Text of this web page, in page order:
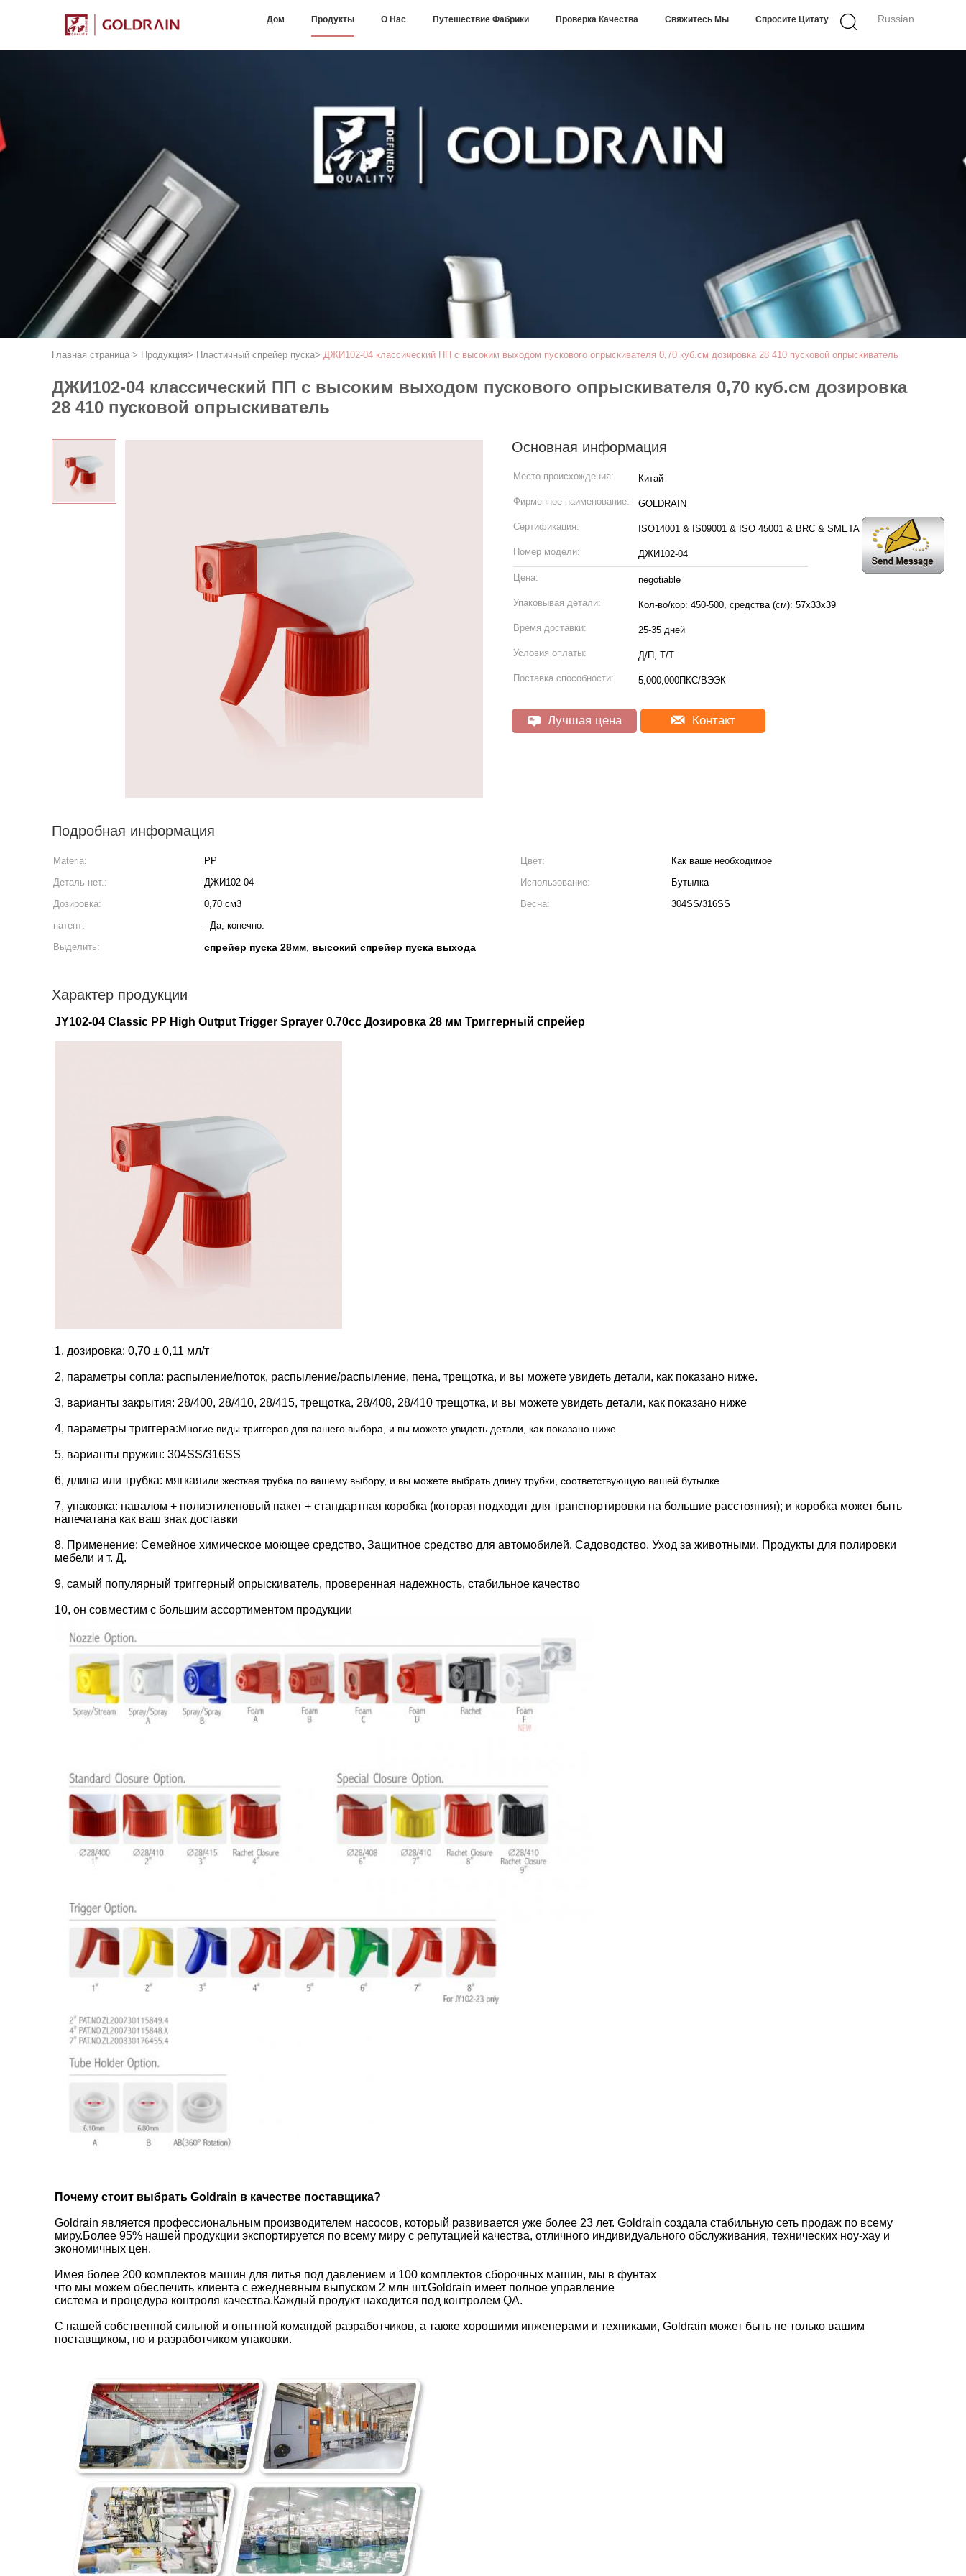
Russian
Дом Продукты О Нас Путешествие Фабрики Проверка Качества Свяжитесь Мы Спросите Цитату
Главная страница > Продукция> Пластичный спрейер пуска> ДЖИ102-04 классический ПП с высоким выходом пускового опрыскивателя 0,70 куб.см дозировка 28 410 пусковой опрыскиватель
ДЖИ102-04 классический ПП с высоким выходом пускового опрыскивателя 0,70 куб.см дозировка
28 410 пусковой опрыскиватель
Основная информация
Место происхождения: Китай
Фирменное наименование: GOLDRAIN
Сертификация: ISO14001 & IS09001 & ISO 45001 & BRC & SMETA 6.1
Номер модели: ДЖИ102-04
Цена: negotiable
Упаковывая детали: Кол-во/кор: 450-500, средства (см): 57x33x39
Время доставки: 25-35 дней
Условия оплаты: Д/П, Т/Т
Поставка способности: 5,000,000ПКС/ВЭЭК
Лучшая цена Контакт
Подробная информация
Materia: PP Цвет:
Как ваше необходимое
Деталь нет.:
ДЖИ102-04 Использование:
Бутылка
Дозировка:
0,70 см3 Весна:
304SS/316SS
патент:
- Да, конечно.
Выделить:
спрейер пуска 28мм, высокий спрейер пуска выхода
Характер продукции
JY102-04 Classic PP High Output Trigger Sprayer 0.70cc Дозировка 28 мм Триггерный спрейер
1, дозировка: 0,70 ± 0,11 мл/т
2, параметры сопла: распыление/поток, распыление/распыление, пена, трещотка, и вы можете увидеть детали, как показано ниже.
3, варианты закрытия: 28/400, 28/410, 28/415, трещотка, 28/408, 28/410 трещотка, и вы можете увидеть детали, как показано ниже
4, параметры триггера:Многие виды триггеров для вашего выбора, и вы можете увидеть детали, как показано ниже.
5, варианты пружин: 304SS/316SS
6, длина или трубка: мягкаяили жесткая трубка по вашему выбору, и вы можете выбрать длину трубки, соответствующую вашей бутылке
7, упаковка: навалом + полиэтиленовый пакет + стандартная коробка (которая подходит для транспортировки на большие расстояния); и коробка может быть
напечатана как ваш знак доставки
8, Применение: Семейное химическое моющее средство, Защитное средство для автомобилей, Садоводство, Уход за животными, Продукты для полировки
мебели и т. Д.
9, самый популярный триггерный опрыскиватель, проверенная надежность, стабильное качество
10, он совместим с большим ассортиментом продукции
Почему стоит выбрать Goldrain в качестве поставщика?
Goldrain является профессиональным производителем насосов, который развивается уже более 23 лет. Goldrain создала стабильную сеть продаж по всему
миру.Более 95% нашей продукции экспортируется по всему миру с репутацией качества, отличного индивидуального обслуживания, технических ноу-хау и
экономичных цен.
Имея более 200 комплектов машин для литья под давлением и 100 комплектов сборочных машин, мы в фунтах
что мы можем обеспечить клиента с ежедневным выпуском 2 млн шт.Goldrain имеет полное управление
система и процедура контроля качества.Каждый продукт находится под контролем QA.
С нашей собственной сильной и опытной командой разработчиков, а также хорошими инженерами и техниками, Goldrain может быть не только вашим
поставщиком, но и разработчиком упаковки.